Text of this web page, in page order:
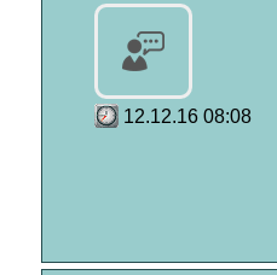
12.12.16 08:08